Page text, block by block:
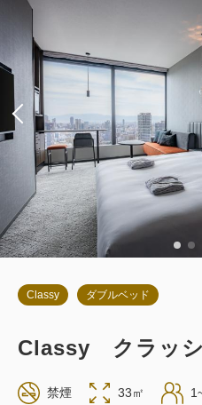
現地払い・
in 14:00~ / out 11:00まで
お部屋のみ
Classy ダブルベッド
Classy クラッ
禁煙 33㎡